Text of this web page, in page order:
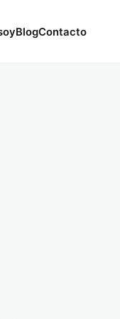
BlogContacto